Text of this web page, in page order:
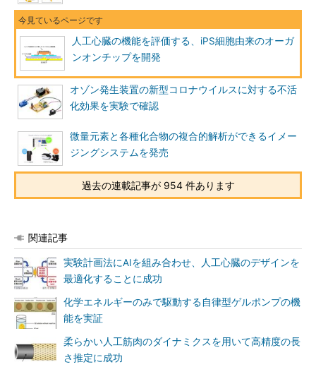
人工心臓の機能を評価する、iPS細胞由来のオーガ
ンオンチップを開発
オゾン発生装置の新型コロナウイルスに対する不活
化効果を実験で確認
微量元素と各種化合物の複合的解析ができるイメー
ジングシステムを発売
過去の連載記事が 954 件あります
関連記事
実験計画法にAIを組み合わせ、人工心臓のデザインを
最適化することに成功
化学エネルギーのみで駆動する自律型ゲルポンプの機
能を実証
柔らかい人工筋肉のダイナミクスを用いて高精度の長
さ推定に成功